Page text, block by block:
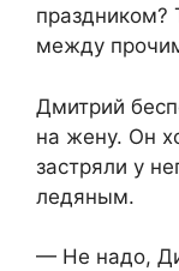
праздником?
между
Дмитрий
на жену. Он
застряли у
ледяным.
— Не надо,